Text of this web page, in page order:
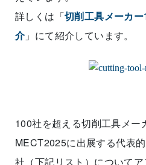
詳しくは「切削工具メーカ
介」にて紹介しています。
100社を超える切削工具メー
MECT2025に出展する代表
社（下記リスト）について